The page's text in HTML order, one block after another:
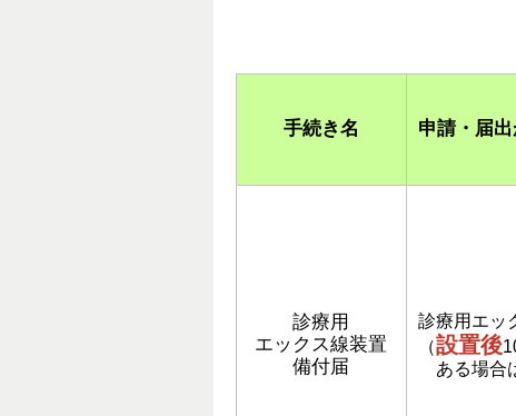
手続き名 申請・届
診療用
エックス線装置
備付届
診療用エッ
（設置後
ある場合